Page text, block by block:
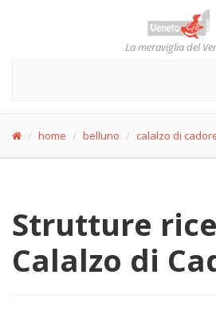
La meraviglia del
home belluno calalzo di
Strutture
Calalzo di